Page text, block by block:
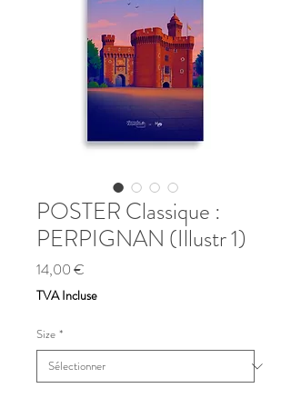
POSTER Classique :
PERPIGNAN (Illustr 1)
14,00 €
TVA Incluse
Size *